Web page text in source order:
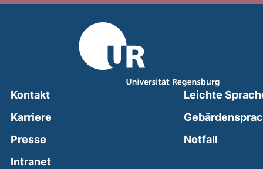
Kontakt
Karriere
Presse
Intranet(external link, opens in a new window)
Leichte
Notfall